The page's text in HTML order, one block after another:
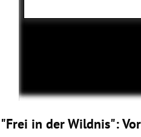
"Frei in der Wildnis":